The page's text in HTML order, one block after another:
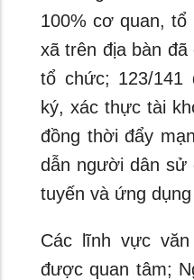
100% cơ quan,
xã trên địa bàn
tổ chức; 123/141
ký, xác thực tài
đồng thời đẩy
dẫn người dân sử
tuyến và ứng
Các lĩnh vực
được quan tâm;